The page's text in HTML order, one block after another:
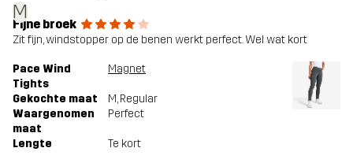
M
Fijne broek
Zit fijn, windstopper op de benen werkt perfect. Wel wat kort
Pace Wind
Tights
Magnet
Gekochte maat M, Regular
Waargenomen
maat
Perfect
Lengte Te kort